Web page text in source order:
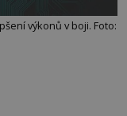
výkonů v boji. Foto: